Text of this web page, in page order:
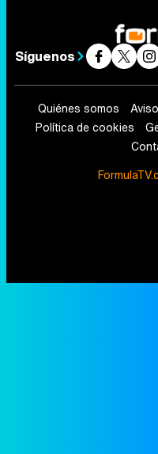
Síguenos
Quiénes somos
Política de cookies